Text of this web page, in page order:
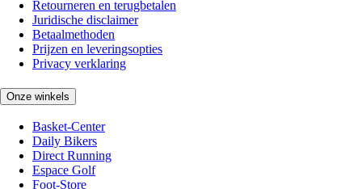
Retourneren en terugbetalen
Juridische disclaimer
Betaalmethoden
Prijzen en leveringsopties
Privacy verklaring
Onze winkels
Basket-Center
Daily Bikers
Direct Running
Espace Golf
Foot-Store